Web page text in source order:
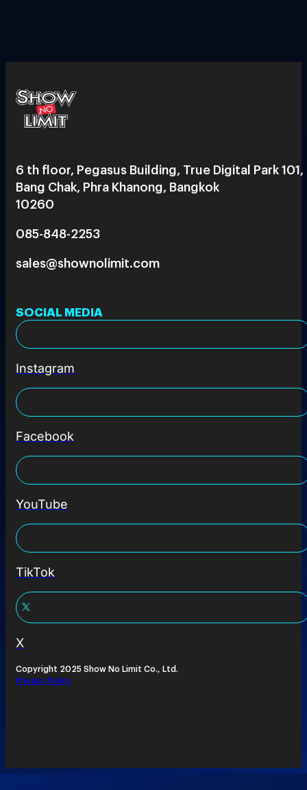
6 th floor, Pegasus Building, True Digital Park 101,
Bang Chak, Phra Khanong, Bangkok
10260
085-848-2253
sales@shownolimit.com
SOCIAL MEDIA
Instagram
Facebook
YouTube
TikTok
X
Copyright 2025 Show No Limit Co., Ltd.
Privacy Policy